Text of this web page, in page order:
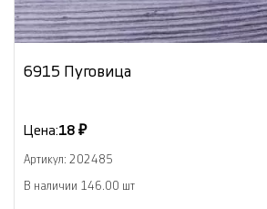
6915 Пуговица
Цена:18 ₽
Артикул: 202485
В наличии 146.00 шт